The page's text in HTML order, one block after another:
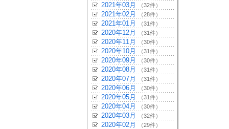
2021年03月 （32件）
2021年02月 （28件）
2021年01月 （31件）
2020年12月 （31件）
2020年11月 （30件）
2020年10月 （31件）
2020年09月 （30件）
2020年08月 （31件）
2020年07月 （31件）
2020年06月 （30件）
2020年05月 （31件）
2020年04月 （30件）
2020年03月 （32件）
2020年02月 （29件）